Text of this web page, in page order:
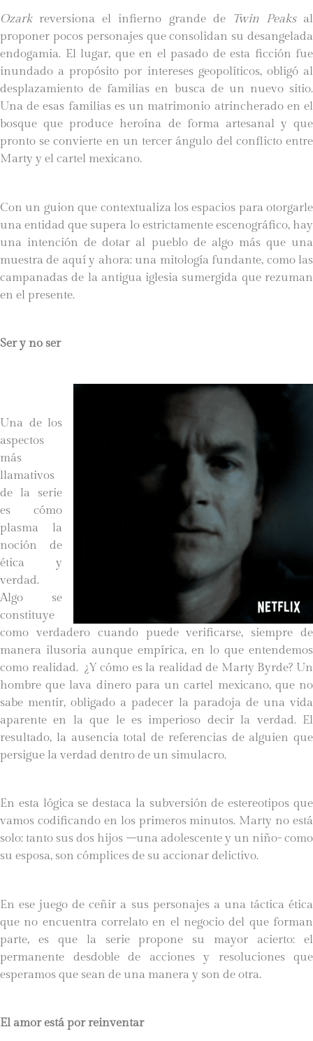
Ozark reversiona el infierno grande de Twin Peaksal
proponer pocos personajes que consolidan su desangelada
endogamia. El lugar, que en el pasado de esta ficción fue
inundado a propósito por intereses geopolíticos, obligó al
desplazamiento de familias en busca de un nuevo sitio.
Una de esas familias es un matrimonio atrincherado en el
bosque que produce heroína de forma artesanal y que
pronto se convierte en un tercer ángulo del conflicto entre
Marty y el cartel mexicano.
Con un guion que contextualiza los espacios para otorgarle
una entidad que supera lo estrictamente escenográfico, hay
una intención de dotar al pueblo de algo más que una
muestra de aquí y ahora: una mitología fundante, como las
campanadas de la antigua iglesia sumergida que rezuman
en el presente.
Ser y no ser
Una de los
aspectos
más
llamativos
de la serie
es cómo
plasma la
noción de
ética y
verdad.
Algo se
constituye
como verdadero cuando puede verificarse, siempre de
manera ilusoria aunque empírica, en lo que entendemos
como realidad. ¿Y cómo es la realidad de Marty Byrde? Un
hombre que lava dinero para un cartel mexicano, que no
sabe mentir, obligado a padecer la paradoja de una vida
aparente en la que le es imperioso decir la verdad. El
resultado, la ausencia total de referencias de alguien que
persigue la verdad dentro de un simulacro.
En esta lógica se destaca la subversión de estereotipos que
vamos codificando en los primeros minutos. Marty no está
solo: tanto sus dos hijos –una adolescente y un niño- como
su esposa, son cómplices de su accionar delictivo.
En ese juego de ceñir a sus personajes a una táctica ética
que no encuentra correlato en el negocio del que forman
parte, es que la serie propone su mayor acierto: el
permanente desdoble de acciones y resoluciones que
esperamos que sean de una manera y son de otra.
El amor está por reinventar